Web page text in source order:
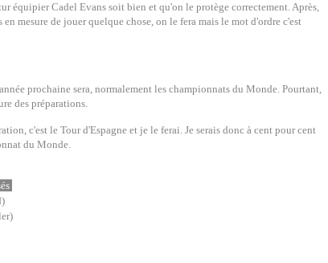
équipier Cadel Evans soit bien et qu'on le protège correctement. Après,
mesure de jouer quelque chose, on le fera mais le mot d'ordre c'est
prochaine sera, normalement les championnats du Monde. Pourtant,
des préparations.
c'est le Tour d'Espagne et je le ferai. Je serais donc à cent pour cent
du Monde.